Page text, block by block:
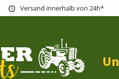
Versand innerhalb von 24h*